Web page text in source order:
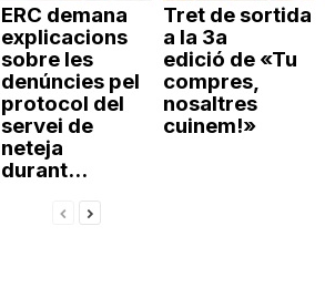
ERC demana
explicacions
sobre les
denúncies pel
protocol del
servei de
neteja
durant...
Tret de sortida
a la 3a
edició de «Tu
compres,
nosaltres
cuinem!»